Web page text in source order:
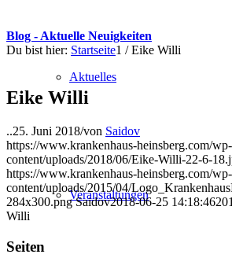
Aktuelles
Veranstaltungen
Blog - Aktuelle Neuigkeiten
Du bist hier: Startseite1 / Eike Willi
Eike Willi
..25. Juni 2018/von Saidov
https://www.krankenhaus-heinsberg.com/wp-
content/uploads/2018/06/Eike-Willi-22-6-
https://www.krankenhaus-heinsberg.com/wp-
content/uploads/2015/04/
284x300.png Saidov2018-06-25 14:18:46
Willi
Seiten